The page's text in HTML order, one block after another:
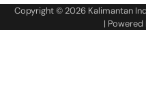
Copyright © 2026 Kalimantan
| Powered